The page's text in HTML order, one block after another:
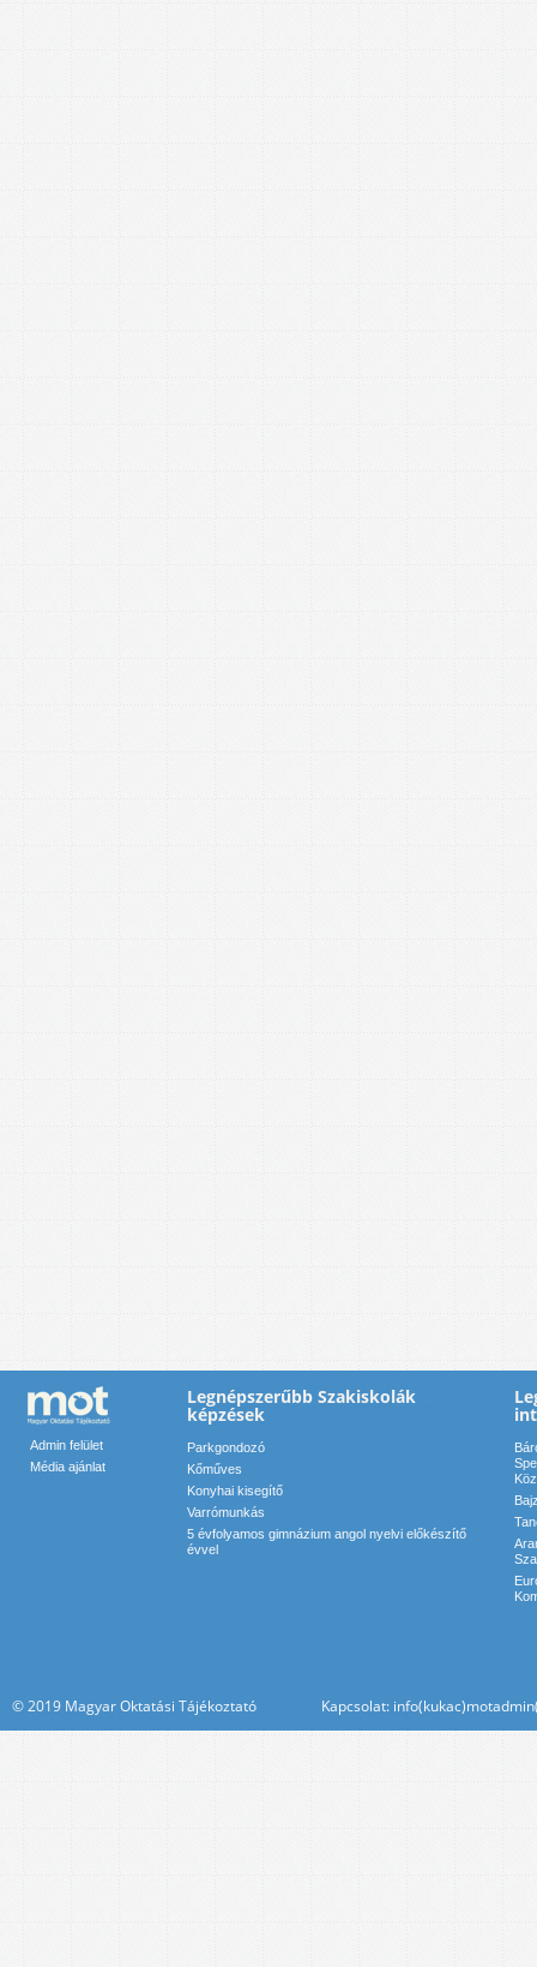
Admin felület
Média ajánlat
Legnépszerűbb Szakiskolák
képzések
Parkgondozó
Kőműves
Konyhai kisegítő
Varrómunkás
5 évfolyamos gimnázium angol nyelvi előkészítő
évvel
© 2019 Magyar Oktatási Tájékoztató Kapcsolat: